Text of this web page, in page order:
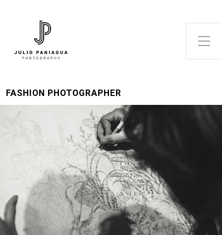
Alternar el menú lateral
FASHION PHOTOGRAPHER